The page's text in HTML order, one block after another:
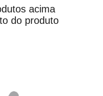
acima
do produto